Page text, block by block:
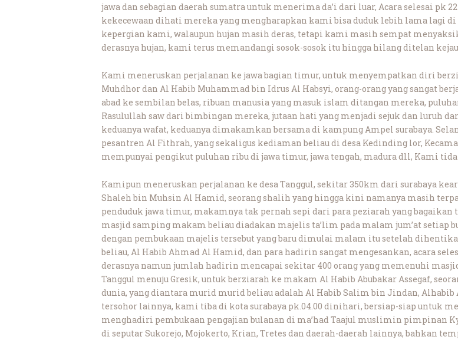
jawa dan sebagian daerah sumatra untuk menerima da’i dari luar, Acara selesai pk
kekecewaan dihati mereka yang mengharapkan kami bisa duduk lebih lama lagi
kepergian kami, walaupun hujan masih deras, tetapi kami masih sempat
derasnya hujan, kami terus memandangi sosok-sosok itu hingga hilang ditelan
Kami meneruskan perjalanan ke jawa bagian timur, untuk menyempatkan diri
Muhdhor dan Al Habib Muhammad bin Idrus Al Habsyi, orang-orang yang sangat
abad ke sembilan belas, ribuan manusia yang masuk islam ditangan mereka,
Rasulullah saw dari bimbingan mereka, jutaan hati yang menjadi sejuk dan luruh
keduanya wafat, keduanya dimakamkan bersama di kampung Ampel surabaya.
pesantren Al Fithrah, yang sekaligus kediaman beliau di desa Kedinding lor,
mempunyai pengikut puluhan ribu di jawa timur, jawa tengah, madura dll, Kami
Kamipun meneruskan perjalanan ke desa Tanggul, sekitar 350km dari surabaya
Shaleh bin Muhsin Al Hamid, seorang shalih yang hingga kini namanya masih
penduduk jawa timur, makamnya tak pernah sepi dari para peziarah yang
masjid samping makam beliau diadakan majelis ta’lim pada malam jum’at setiap
dengan pembukaan majelis tersebut yang baru dimulai malam itu setelah
beliau, Al Habib Ahmad Al Hamid, dan para hadirin sangat mengesankan, acara
derasnya namun jumlah hadirin mencapai sekitar 400 orang yang memenuhi
Tanggul menuju Gresik, untuk berziarah ke makam Al Habib Abubakar Assegaf,
dunia, yang diantara murid murid beliau adalah Al Habib Salim bin Jindan,
tersohor lainnya, kami tiba di kota surabaya pk.04.00 dinihari, bersiap-siap untuk
menghadiri pembukaan pengajian bulanan di ma’had Taajul muslimin pimpinan
di seputar Sukorejo, Mojokerto, Krian, Tretes dan daerah-daerah lainnya, bahkan